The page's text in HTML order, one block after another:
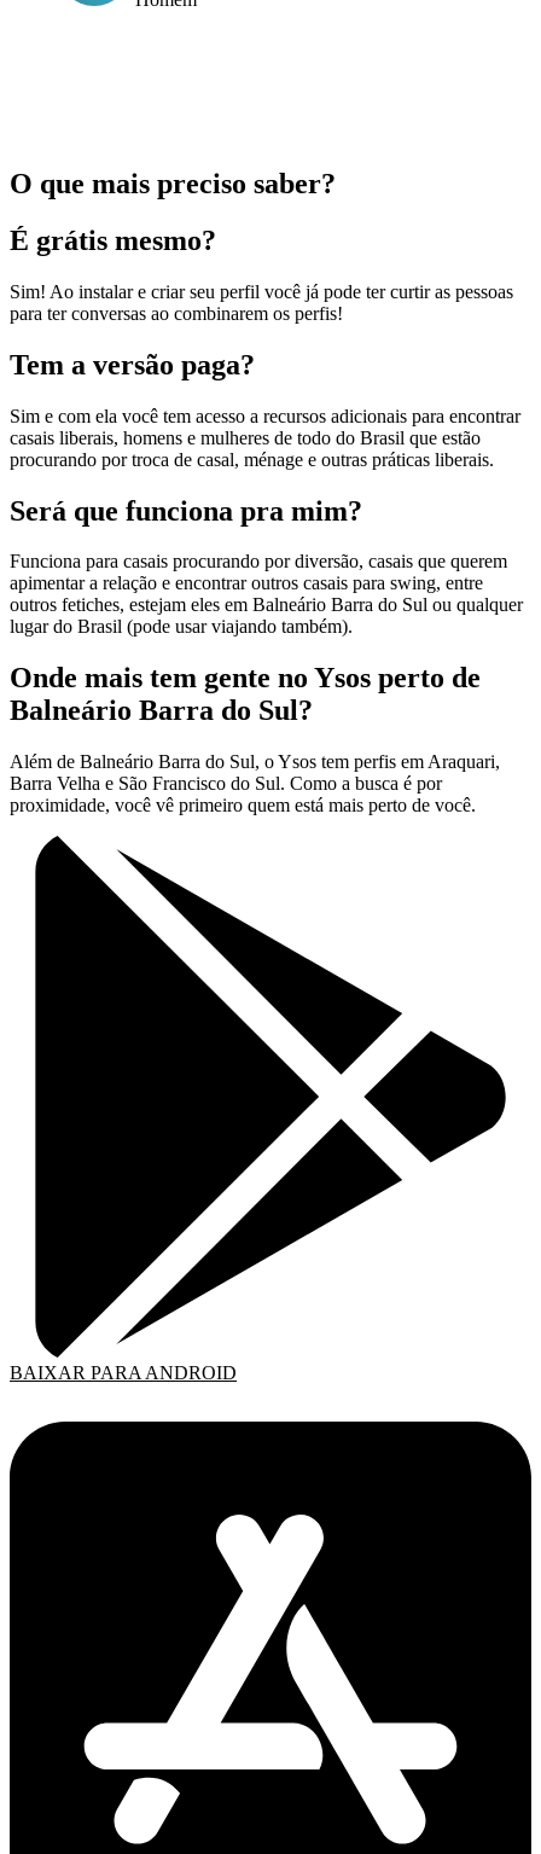
O que mais preciso saber?
É grátis mesmo?
Sim! Ao instalar e criar seu perfil você já pode ter curtir as pessoas
para ter conversas ao combinarem os perfis!
Tem a versão paga?
Sim e com ela você tem acesso a recursos adicionais para encontrar
casais liberais, homens e mulheres de todo do Brasil que estão
procurando por troca de casal, ménage e outras práticas liberais.
Será que funciona pra mim?
Funciona para casais procurando por diversão, casais que querem
apimentar a relação e encontrar outros casais para swing, entre
outros fetiches, estejam eles em Balneário Barra do Sul ou qualquer
lugar do Brasil (pode usar viajando também).
Onde mais tem gente no Ysos perto de
Balneário Barra do Sul?
Além de Balneário Barra do Sul, o Ysos tem perfis em Araquari,
Barra Velha e São Francisco do Sul. Como a busca é por
proximidade, você vê primeiro quem está mais perto de você.
BAIXAR PARA ANDROID